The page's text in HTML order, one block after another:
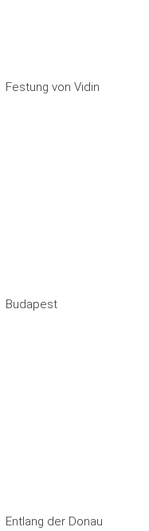
Festung von Vidin
Budapest
Entlang der Donau